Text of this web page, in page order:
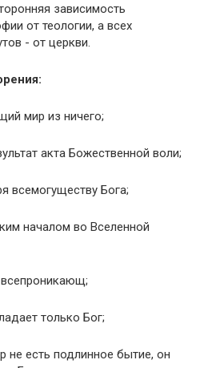
зависимость
от теологии, а всех
- от церкви.
мир из ничего;
акта Божественной воли;
всемогуществу Бога;
началом во Вселенной
всепроникающ;
только Бог;
не есть подлинное бытие, он